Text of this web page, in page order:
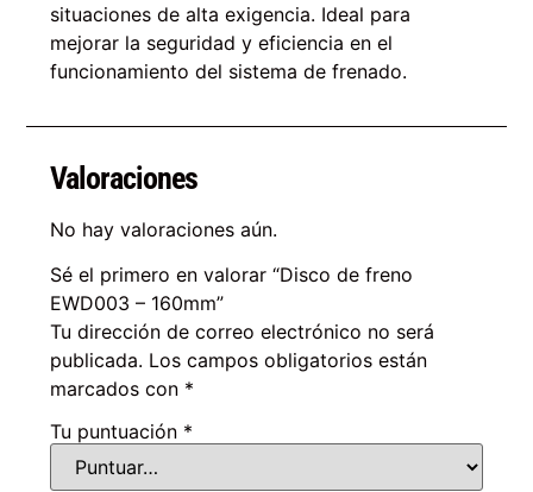
situaciones de alta exigencia. Ideal para
mejorar la seguridad y eficiencia en el
funcionamiento del sistema de frenado.
Valoraciones
No hay valoraciones aún.
Sé el primero en valorar “Disco de freno
EWD003 – 160mm”
Tu dirección de correo electrónico no será
publicada. Los campos obligatorios están
marcados con *
Tu puntuación *